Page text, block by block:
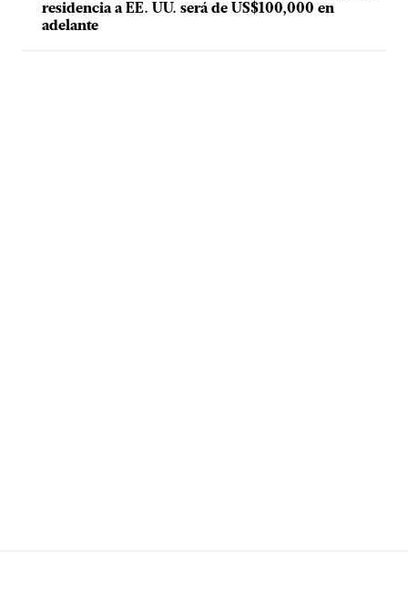
residencia a EE. UU. será de US$100,000 en
adelante